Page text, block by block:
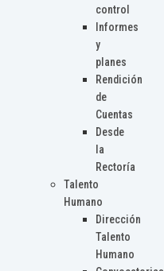
control
Informes
y
planes
Rendición
de
Cuentas
Desde
la
Rectoría
Talento
Humano
Dirección
Talento
Humano